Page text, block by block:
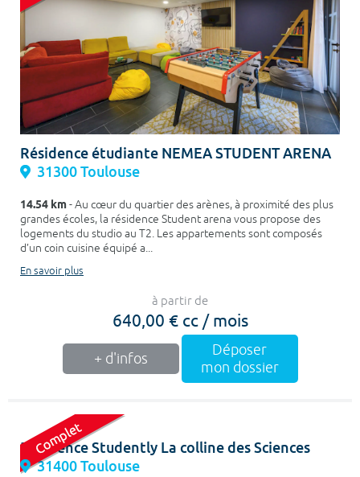
Résidence étudiante NEMEA STUDENT ARENA
31300 Toulouse
14.54 km- Au cœur du quartier des arènes, à proximité des plus
grandes écoles, la résidence Student arena vous propose des
logements du studio au T2. Les appartements sont composés
d’un coin cuisine équipé a...
En savoir plus
à partir de
640,00 € cc / mois
+ d'infos
Déposer
mon dossier
Résidence Studently La colline des Sciences
31400 Toulouse